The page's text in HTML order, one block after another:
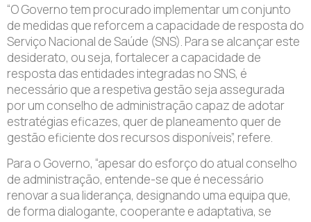
“O Governo tem procurado implementar um conjunto
de medidas que reforcem a capacidade de resposta do
Serviço Nacional de Saúde (SNS). Para se alcançar este
desiderato, ou seja, fortalecer a capacidade de
resposta das entidades integradas no SNS, é
necessário que a respetiva gestão seja assegurada
por um conselho de administração capaz de adotar
estratégias eficazes, quer de planeamento quer de
gestão eficiente dos recursos disponíveis”, refere.
Para o Governo, “apesar do esforço do atual conselho
de administração, entende-se que é necessário
renovar a sua liderança, designando uma equipa que,
de forma dialogante, cooperante e adaptativa, se